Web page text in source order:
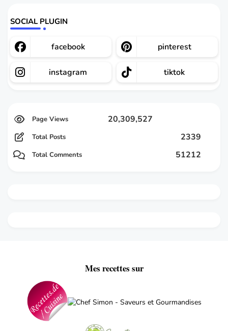
SOCIAL PLUGIN
facebook pinterest
instagram tiktok
20,309,527
Total Posts 2339
Total Comments 51212
Mes recettes sur